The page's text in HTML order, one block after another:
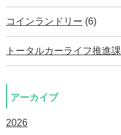
コインランドリー (6)
トータルカーライフ推進課
アーカイブ
2026